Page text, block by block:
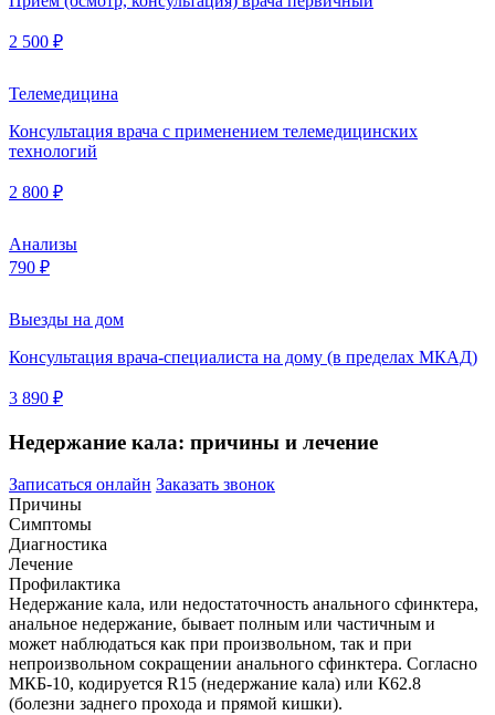
2 500 ₽
Телемедицина
Консультация врача с применением телемедицинских
технологий
2 800 ₽
Анализы
790 ₽
Выезды на дом
Консультация врача-специалиста на дому (в пределах МКАД)
3 890 ₽
Недержание кала: причины и лечение
Записаться онлайн Заказать звонок
Причины
Симптомы
Диагностика
Лечение
Профилактика
Недержание кала, или недостаточность анального сфинктера,
анальное недержание, бывает полным или частичным и
может наблюдаться как при произвольном, так и при
непроизвольном сокращении анального сфинктера. Согласно
МКБ-10, кодируется R15 (недержание кала) или К62.8
(болезни заднего прохода и прямой кишки).